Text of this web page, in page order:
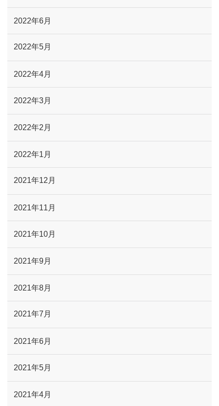
2022年6月
2022年5月
2022年4月
2022年3月
2022年2月
2022年1月
2021年12月
2021年11月
2021年10月
2021年9月
2021年8月
2021年7月
2021年6月
2021年5月
2021年4月